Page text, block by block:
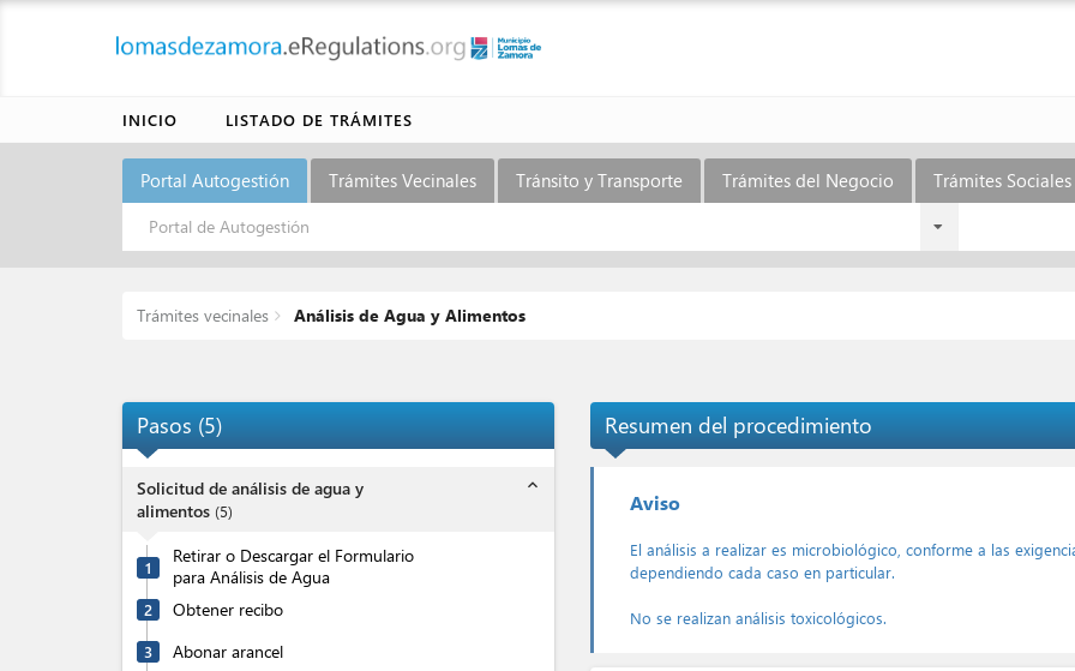
INICIO LISTADO DE TRÁMITES
Portal Autogestión Trámites Vecinales Tránsito y Transporte Trámites del Negocio Trámites
Portal de Autogestión
Trámites vecinales Análisis de Agua y Alimentos
Pasos (5)
Solicitud de análisis de agua y
alimentos (5)
expand_less
1
Retirar o Descargar el Formulario
para Análisis de Agua
2 Obtener recibo
3 Abonar arancel
Resumen del procedimiento
Aviso
El análisis a realizar es microbiológico, conforme a las
dependiendo cada caso en particular.
No se realizan análisis toxicológicos.